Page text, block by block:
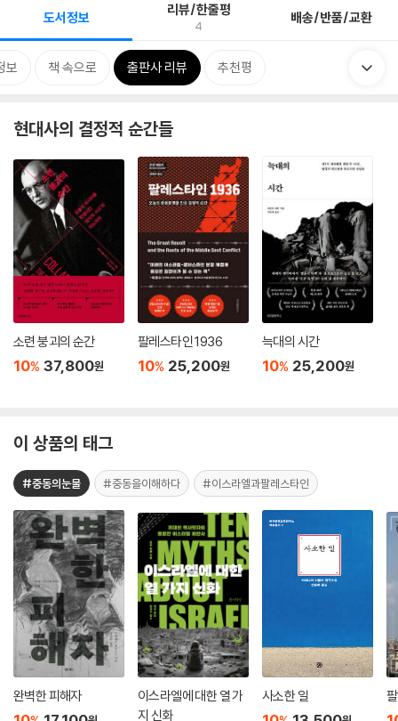
도서정보 리뷰/한줄평
4 배송/반품/교환
보 책 속으로 출판사 리뷰 추천평
현대사의 결정적 순간들
소련 붕괴의 순간
10% 37,800원
팔레스타인 1936
10% 25,200원
늑대의 시간
10% 25,200원
이 상품의 태그
#중동의눈물 #중동을이해하다 #이스라엘과팔레스타인
완벽한 피해자
이스라엘에 대한 열 가
지 신화
사소한 일